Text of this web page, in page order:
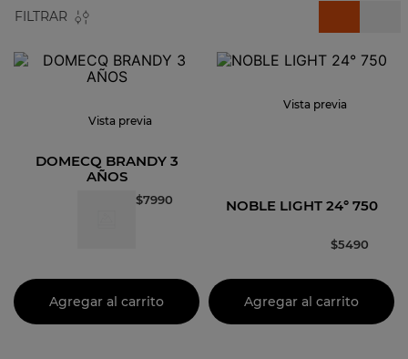
FILTRAR
Vista previa
DOMECQ BRANDY 3
AÑOS
$7990
Agregar al carrito
Vista previa
NOBLE LIGHT 24° 750
$5490
Agregar al carrito